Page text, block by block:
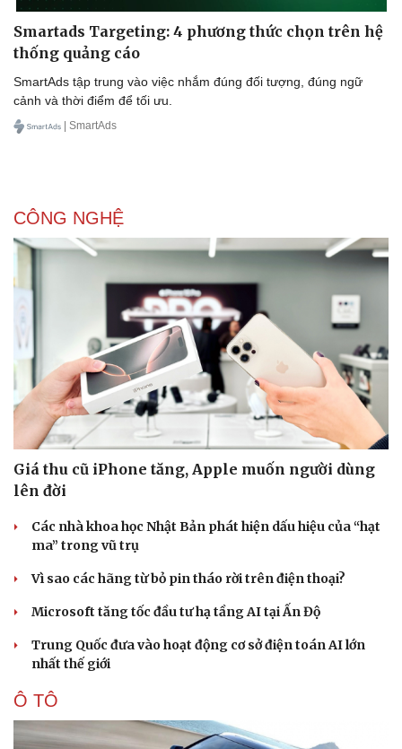
Smartads Targeting: 4 phương thức chọn trên hệ
thống quảng cáo
SmartAds tập trung vào việc nhắm đúng đối tượng, đúng ngữ
cảnh và thời điểm để tối ưu.
| SmartAds
CÔNG NGHỆ
Giá thu cũ iPhone tăng, Apple muốn người dùng
lên đời
Các nhà khoa học Nhật Bản phát hiện dấu hiệu của “hạt
ma” trong vũ trụ
Vì sao các hãng từ bỏ pin tháo rời trên điện thoại?
Microsoft tăng tốc đầu tư hạ tầng AI tại Ấn Độ
Trung Quốc đưa vào hoạt động cơ sở điện toán AI lớn
nhất thế giới
Ô TÔ